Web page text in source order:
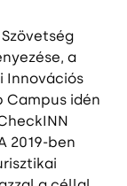
a
Innovációs
Campus idén
2019-ben